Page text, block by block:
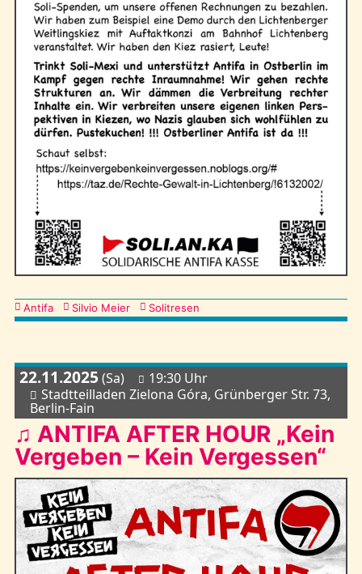
Kategorien
Antifa Silvio Meier Solitresen
22.11.2025 (Sa)
19:30 Uhr
Stadtteilladen Zielona Góra, Grünberger Str. 73,
Berlin-Fain
♫ ANTIFA AFTER HOUR „Kein
Vergeben – Kein Vergessen“